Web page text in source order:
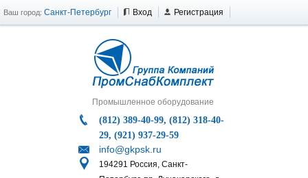
Ваш город: Санкт-Петербург Вход Регистрация
Промышленное оборудование
(812) 389-40-99, (812) 318-40-
29, (921) 937-29-59
info@gkpsk.ru
194291 Россия, Санкт-